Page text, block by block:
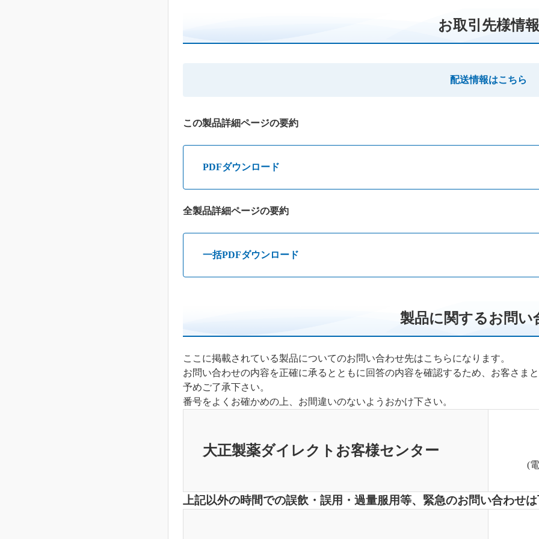
お取引先様情報
配送情報はこちら
この製品詳細ページの要約
PDFダウンロード
全製品詳細ページの要約
一括PDFダウンロード
製品に関するお問い
ここに掲載されている製品についてのお問い合わせ先はこちらになります。
お問い合わせの内容を正確に承るとともに回答の内容を確認するため、お客さま
予めご了承下さい。
番号をよくお確かめの上、お間違いのないようおかけ下さい。
大正製薬ダイレクトお客様センター
(
上記以外の時間での誤飲・誤用・過量服用等、緊急のお問い合わせ